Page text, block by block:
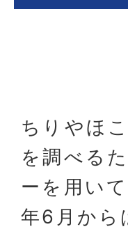
ちりやほ
を調べる
ーを用い
年6月から